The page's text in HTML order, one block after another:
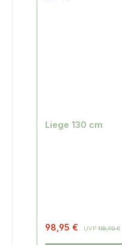
Liege 130 cm
98,95 € UVP 118,90 €